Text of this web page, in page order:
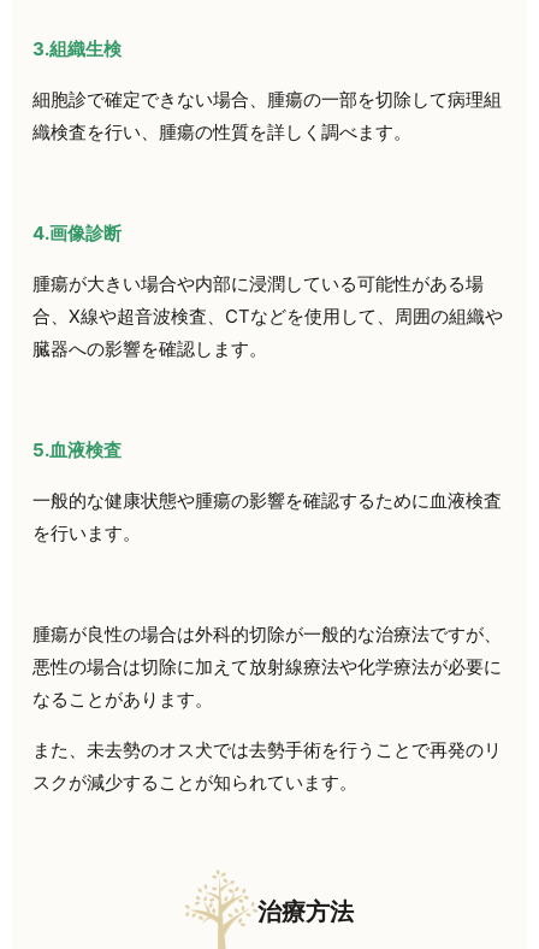
3.組織生検
細胞診で確定できない場合、腫瘍の一部を切除して病理組
織検査を行い、腫瘍の性質を詳しく調べます。
4.画像診断
腫瘍が大きい場合や内部に浸潤している可能性がある場
合、X線や超音波検査、 CTなどを使用して、周囲の組織や
臓器への影響を確認します。
5.血液検査
一般的な健康状態や腫瘍の影響を確認するために血液検査
を行います。
腫瘍が良性の場合は外科的切除が一般的な治療法ですが、
悪性の場合は切除に加えて放射線療法や化学療法が必要に
なることがあります。
また、未去勢のオス犬では去勢手術を行うことで再発のリ
スクが減少することが知られています。
治療方法